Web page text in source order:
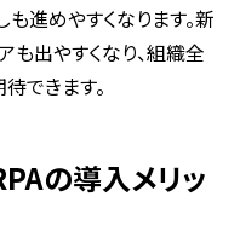
進めやすくなります。新
出やすくなり、組織全
できます。
の導入メリッ